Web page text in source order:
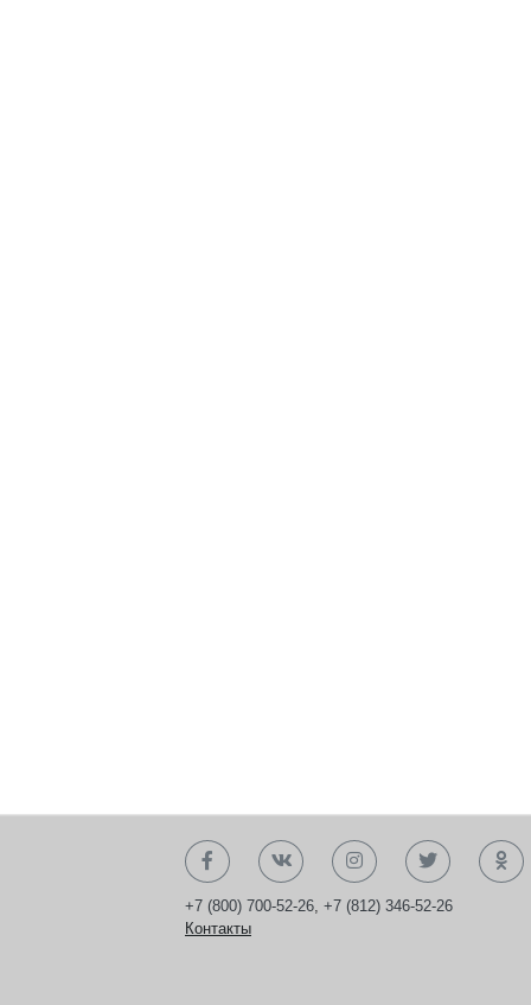
+7 (800) 700-52-26, +7 (812) 346-52-26
Контакты